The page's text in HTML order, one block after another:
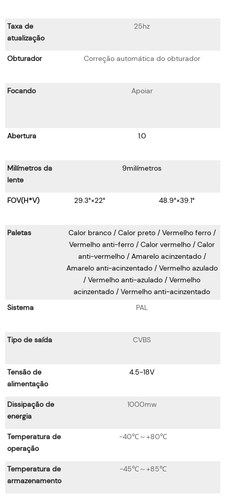
Taxa de
atualização
25hz
Obturador Correção automática do obturador
Focando Apoiar
Abertura 1.0
Milímetros da
lente
9milímetros
FOV(H*V) 29.3°×22° 48.9°×39.1°
Paletas
Calor branco / Calor preto / Vermelho ferro /
Vermelho anti-ferro / Calor vermelho / Calor
anti-vermelho / Amarelo acinzentado /
Amarelo anti-acinzentado / Vermelho azulado
/ Vermelho anti-azulado / Vermelho
acinzentado / Vermelho anti-acinzentado
Sistema
PAL
Tipo de saída CVBS
Tensão de
alimentação
4.5-18V
Dissipação de
energia
1000mw
Temperatura de
operação
-40℃～+80℃
Temperatura de
armazenamento
-45℃～+85℃